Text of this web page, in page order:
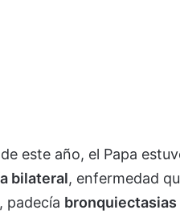
este año, el Papa
bilateral, enfermedad
padecía